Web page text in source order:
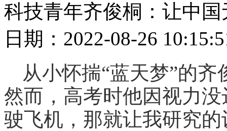
科技青年齐俊桐：让中
日期：2022-08-26
从小怀揣“蓝天梦”的
然而，高考时他因视力
驶飞机，那就让我研究